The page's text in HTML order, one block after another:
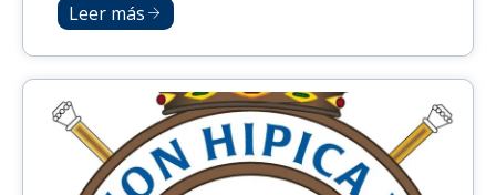
Leer más